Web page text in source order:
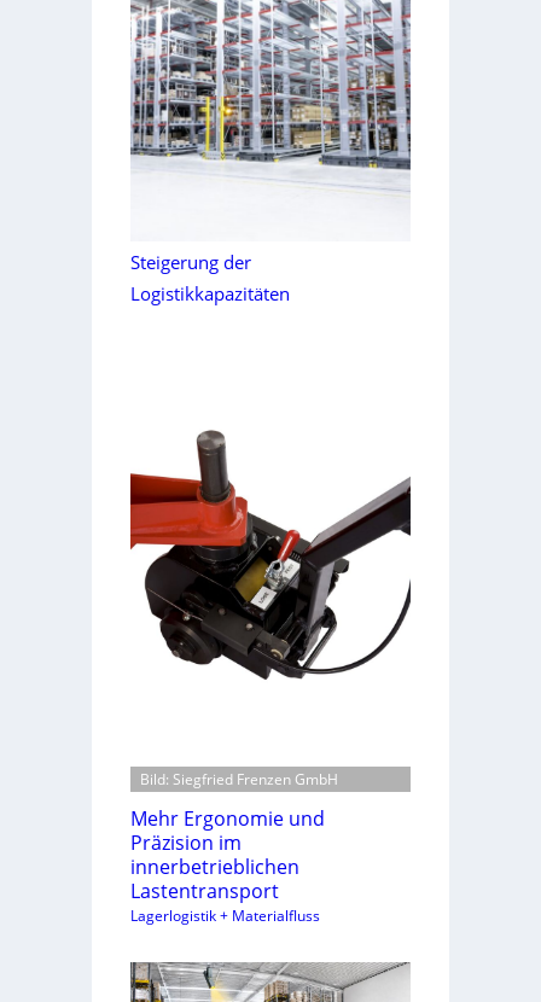
Steigerung der
Logistikkapazitäten
Bild: Siegfried Frenzen GmbH
Mehr Ergonomie und
Präzision im
innerbetrieblichen
Lastentransport
Lagerlogistik + Materialfluss